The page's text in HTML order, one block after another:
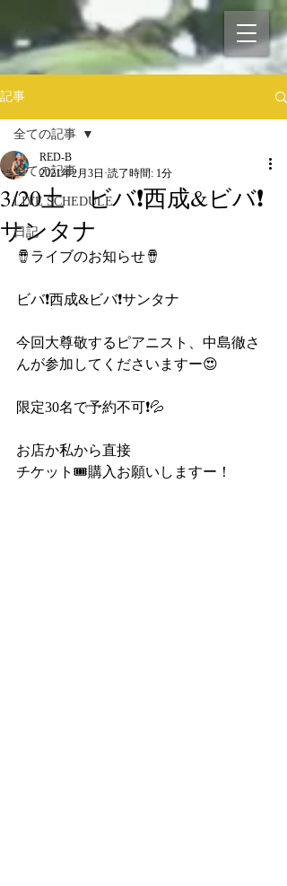
記事
全ての記事
LIVE SCHEDULE
日記
全ての記事
3/20土 ビバ❗️西成&ビバ❗️
サンタナ
RED-B
2021年2月3日 読了時間: 1分
🪘ライブのお知らせ🪘
ビバ❗️西成&ビバ❗️サンタナ
今回大尊敬するピアニスト、中島徹さ
んが参加してくださいますー😍
限定30名で予約不可❗️💦
お店か私から直接
チケット🎟購入お願いしますー！